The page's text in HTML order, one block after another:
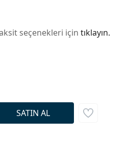
seçenekleri için tıklayın.